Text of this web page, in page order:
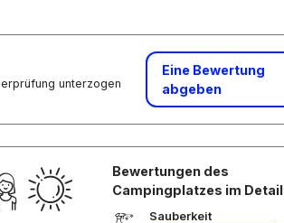
unterzogen
Eine Bewertung
abgeben
Bewertungen des
Campingplatzes im Detail
Sauberkeit